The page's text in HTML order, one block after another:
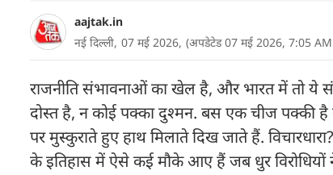
aajtak.in
नई दिल्ली, 07 मई 2026, (अपडेटेड 07 मई 2026, 7:05
राजनीति संभावनाओं का खेल है, और भारत में तो ये
दोस्त है, न कोई पक्का दुश्मन. बस एक चीज पक्की
पर मुस्कुराते हुए हाथ मिलाते दिख जाते हैं.
के इतिहास में ऐसे कई मौके आए हैं जब धुर